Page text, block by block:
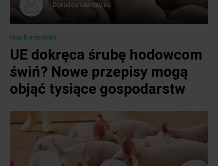
Doradca nawozy.eu
Unia Europejska
UE dokręca śrubę hodowcom
świń? Nowe przepisy mogą
objąć tysiące gospodarstw